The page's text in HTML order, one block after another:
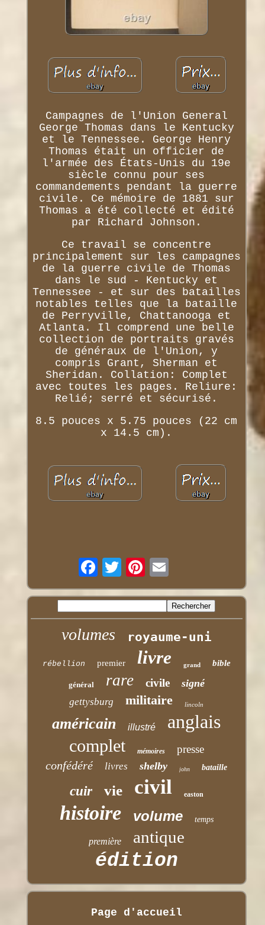
Campagnes de l'Union General
George Thomas dans le Kentucky
et le Tennessee. George Henry
Thomas était un officier de
l'armée des États-Unis du 19e
siècle connu pour ses
commandements pendant la guerre
civile. Ce mémoire de 1881 sur
Thomas a été collecté et édité
par Richard Johnson.
Ce travail se concentre
principalement sur les campagnes
de la guerre civile de Thomas
dans le sud - Kentucky et
Tennessee - et sur des batailles
notables telles que la bataille
de Perryville, Chattanooga et
Atlanta. Il comprend une belle
collection de portraits gravés
de généraux de l'Union, y
compris Grant, Sherman et
Sheridan. Collation: Complet
avec toutes les pages. Reliure:
Relié; serré et sécurisé.
8.5 pouces x 5.75 pouces (22 cm
x 14.5 cm).
volumes royaume-uni
rébellion premier livre grand bible
général rare civile signé
gettysburg militaire lincoln
américain illustré anglais
complet mémoires presse
confédéré livres shelby john bataille
cuir vie civil easton
histoire volume temps
première antique
édition
Page d'accueil